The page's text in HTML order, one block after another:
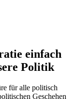
einfach
Politik
für alle politisch
Geschehen